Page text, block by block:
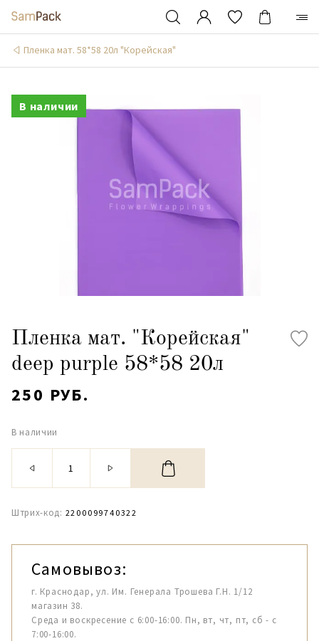
Пленка мат. 58*58 20л "Корейская"
В наличии
Пленка мат. "Корейская"
deep purple 58*58 20л
250 РУБ.
В наличии
Штрих-код: 2200099740322
Самовывоз:
г. Краснодар, ул. Им. Генерала Трошева Г.Н. 1/12
магазин 38.
Среда и воскресение с 6:00-16:00. Пн, вт, чт, пт, сб - с
7:00-16:00.